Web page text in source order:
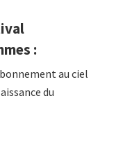
:
au ciel
du